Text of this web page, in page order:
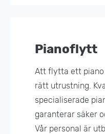
Pianoflytt
Att flytta ett
rätt utrustning.
specialiserade
garanterar säker
Vår personal är